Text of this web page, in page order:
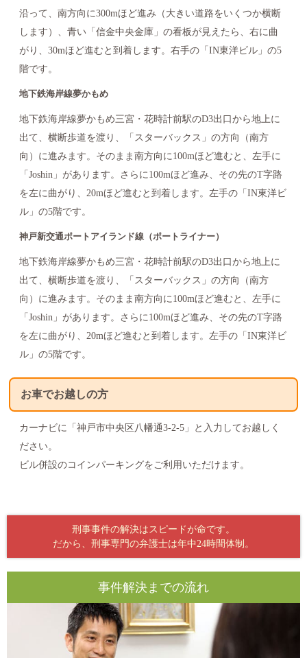
沿って、南方向に300mほど進み（大きい道路をいくつか横断
します）、青い「信金中央金庫」の看板が見えたら、右に曲
がり、30mほど進むと到着します。右手の「IN東洋ビル」の5
階です。
地下鉄海岸線夢かもめ
地下鉄海岸線夢かもめ三宮・花時計前駅のD3出口から地上に
出て、横断歩道を渡り、「スターバックス」の方向（南方
向）に進みます。そのまま南方向に100mほど進むと、左手に
「Joshin」があります。さらに100mほど進み、その先のT字路
を左に曲がり、20mほど進むと到着します。左手の「IN東洋ビ
ル」の5階です。
神戸新交通ポートアイランド線（ポートライナー）
地下鉄海岸線夢かもめ三宮・花時計前駅のD3出口から地上に
出て、横断歩道を渡り、「スターバックス」の方向（南方
向）に進みます。そのまま南方向に100mほど進むと、左手に
「Joshin」があります。さらに100mほど進み、その先のT字路
を左に曲がり、20mほど進むと到着します。左手の「IN東洋ビ
ル」の5階です。
お車でお越しの方
カーナビに「神戸市中央区八幡通3-2-5」と入力してお越しく
ださい。
ビル併設のコインパーキングをご利用いただけます。
刑事事件の解決はスピードが命です。
だから、刑事専門の弁護士は年中24時間体制。
事件解決までの流れ